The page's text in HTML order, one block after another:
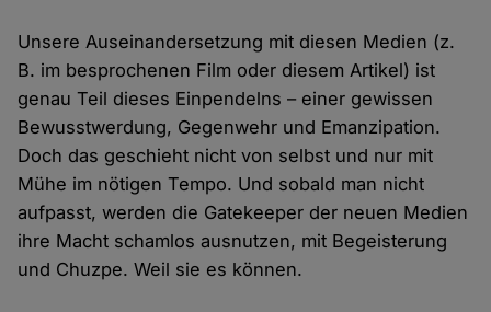
Unsere Auseinandersetzung mit diesen Medien (z.
B. im besprochenen Film oder diesem Artikel) ist
genau Teil dieses Einpendelns – einer gewissen
Bewusstwerdung, Gegenwehr und Emanzipation.
Doch das geschieht nicht von selbst und nur mit
Mühe im nötigen Tempo. Und sobald man nicht
aufpasst, werden die Gatekeeper der neuen Medien
ihre Macht schamlos ausnutzen, mit Begeisterung
und Chuzpe. Weil sie es können.